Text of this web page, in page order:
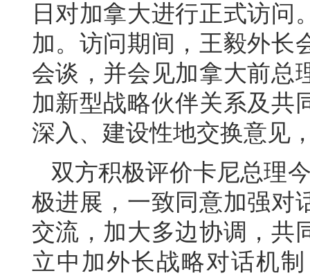
日对加拿大进行正式访问
加。访问期间，王毅外长
会谈，并会见加拿大前总
加新型战略伙伴关系及共
深入、建设性地交换意见
双方积极评价卡尼总理
极进展，一致同意加强对
交流，加大多边协调，共
立中加外长战略对话机